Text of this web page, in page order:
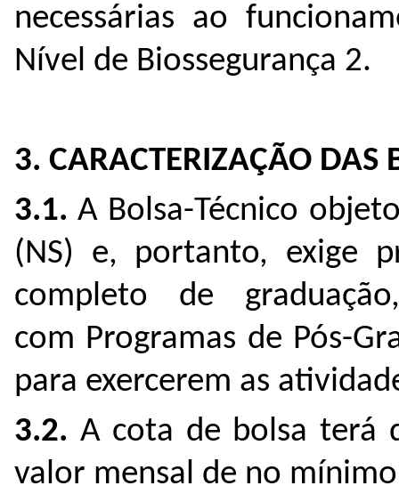
necessárias ao
Nível de Biossegurança 2.
3. CARACTERIZAÇÃO DAS
3.1.A Bolsa-Técnico
(NS) e, portanto, exige
completo de
com Programas de Pós-
para exercerem as
3.2. A cota de bolsa terá
valor mensal de no